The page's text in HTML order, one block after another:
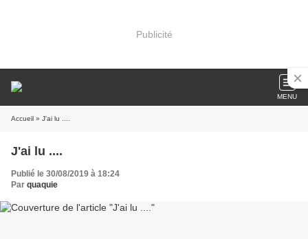
Publicité
MENU
Accueil » J'ai lu ....
J'ai lu ....
Publié le 30/08/2019 à 18:24
Par quaquie